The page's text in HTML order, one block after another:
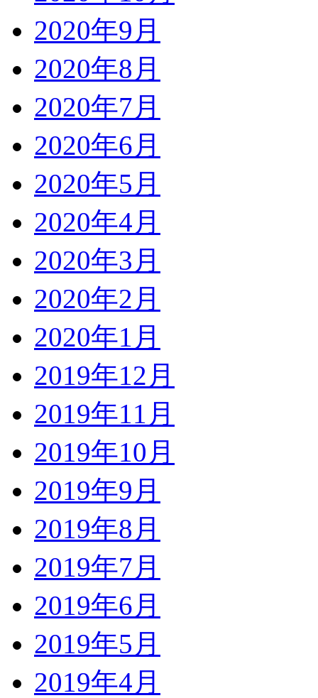
2020年9月
2020年8月
2020年7月
2020年6月
2020年5月
2020年4月
2020年3月
2020年2月
2020年1月
2019年12月
2019年11月
2019年10月
2019年9月
2019年8月
2019年7月
2019年6月
2019年5月
2019年4月